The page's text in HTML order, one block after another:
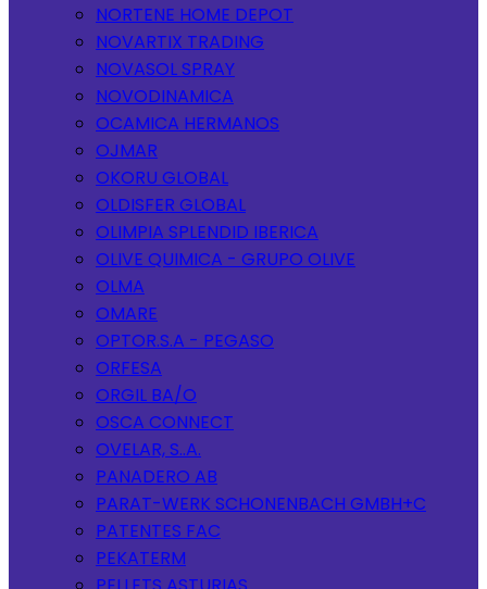
NORTENE HOME DEPOT
NOVARTIX TRADING
NOVASOL SPRAY
NOVODINAMICA
OCAMICA HERMANOS
OJMAR
OKORU GLOBAL
OLDISFER GLOBAL
OLIMPIA SPLENDID IBERICA
OLIVE QUIMICA - GRUPO OLIVE
OLMA
OMARE
OPTOR.S.A - PEGASO
ORFESA
ORGIL BA/O
OSCA CONNECT
OVELAR, S..A.
PANADERO AB
PARAT-WERK SCHONENBACH GMBH+C
PATENTES FAC
PEKATERM